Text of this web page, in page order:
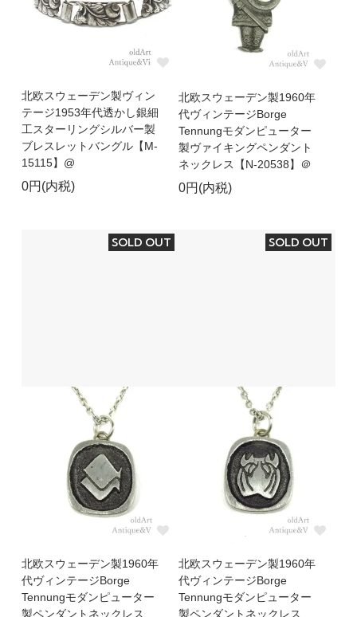
北欧スウェーデン製ヴィン
テージ1953年代透かし銀細
工スターリングシルバー製
ブレスレットバングル【M-
15115】@
0円(内税)
北欧スウェーデン製1960年
代ヴィンテージBorge
Tennungモダンピューター
製ヴァイキングペンダント
ネックレス【N-20538】＠
0円(内税)
SOLD OUT
北欧スウェーデン製1960年
代ヴィンテージBorge
Tennungモダンピューター
製ペンダントネックレス
SOLD OUT
北欧スウェーデン製1960年
代ヴィンテージBorge
Tennungモダンピューター
製ペンダントネックレス